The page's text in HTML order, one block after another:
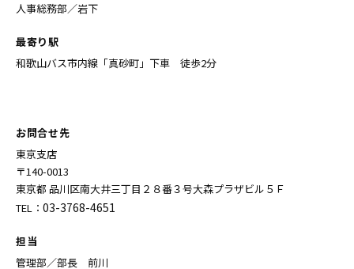
人事総務部／岩下
最寄り駅
和歌山バス市内線「真砂町」下車 徒歩2分
お問合せ先
東京支店
〒140-0013
東京都 品川区南大井三丁目２８番３号大森プラザビル５Ｆ
TEL： 03-3768-4651
担当
管理部／部長 前川